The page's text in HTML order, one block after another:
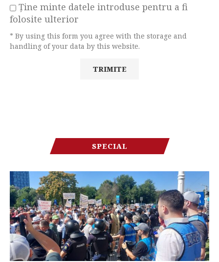
Ține minte datele introduse pentru a fi
folosite ulterior
* By using this form you agree with the storage and
handling of your data by this website.
SPECIAL